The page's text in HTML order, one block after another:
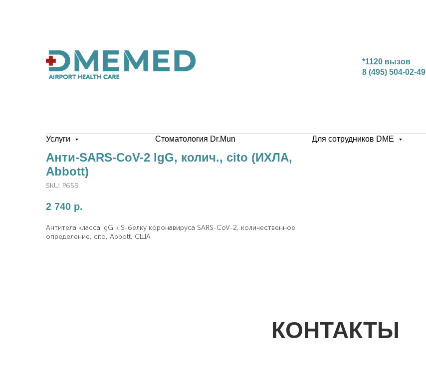
*1120 вызов
8 (495) 504-02-49
Услуги Стоматология Dr.Mun Для сотрудников DME
Анти-SARS-CoV-2 IgG, колич., cito (ИХЛА,
Abbott)
SKU: P659
2 740 р.
Антитела класса IgG к S-белку коронавируса SARS-CoV-2, количественное
определение, cito, Abbott, США
КОНТАКТЫ